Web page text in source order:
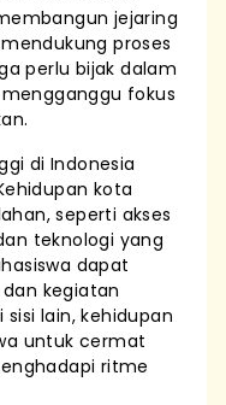
jejaring
proses
perlu bijak dalam
fokus
di Indonesia
kota
seperti akses
teknologi yang
dapat
kegiatan
lain, kehidupan
untuk cermat
ritme